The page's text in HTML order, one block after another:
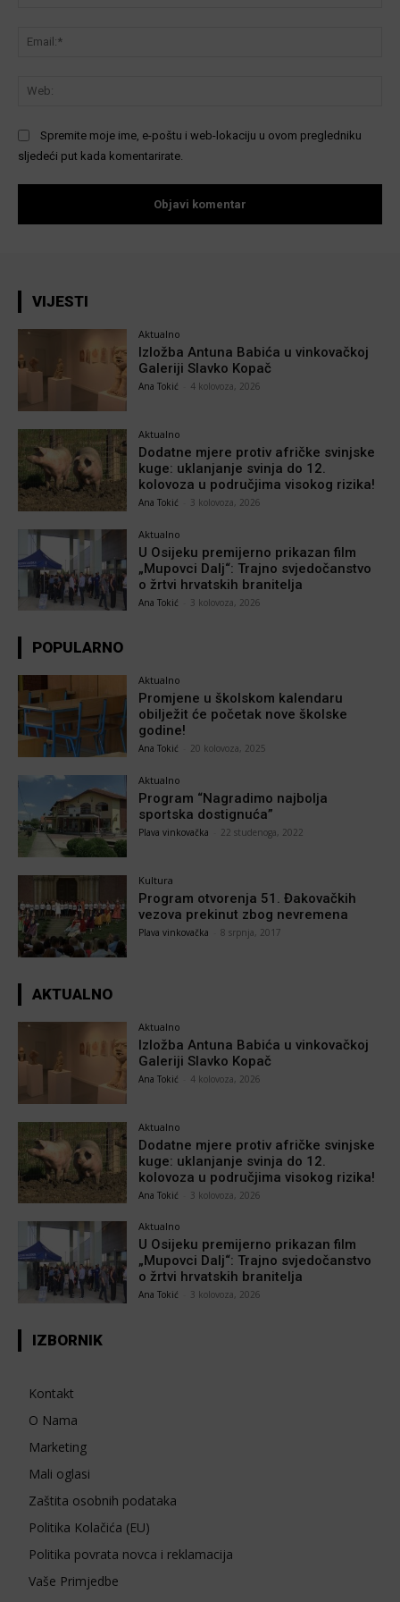
Spremite moje ime, e-poštu i web-lokaciju u ovom pregledniku
sljedeći put kada komentarirate.
VIJESTI
Aktualno
Izložba Antuna Babića u vinkovačkoj
Galeriji Slavko Kopač
Ana Tokić 4 kolovoza, 2026
Aktualno
Dodatne mjere protiv afričke svinjske
kuge: uklanjanje svinja do 12.
kolovoza u područjima visokog rizika!
Ana Tokić 3 kolovoza, 2026
Aktualno
U Osijeku premijerno prikazan film
„Mupovci Dalj“: Trajno svjedočanstvo
o žrtvi hrvatskih branitelja
Ana Tokić 3 kolovoza, 2026
POPULARNO
Aktualno
Promjene u školskom kalendaru
obilježit će početak nove školske
godine!
Ana Tokić 20 kolovoza, 2025
Aktualno
Program “Nagradimo najbolja
sportska dostignuća”
Plava vinkovačka 22 studenoga, 2022
Kultura
Program otvorenja 51. Đakovačkih
vezova prekinut zbog nevremena
Plava vinkovačka 8 srpnja, 2017
AKTUALNO
Aktualno
Izložba Antuna Babića u vinkovačkoj
Galeriji Slavko Kopač
Ana Tokić 4 kolovoza, 2026
Aktualno
Dodatne mjere protiv afričke svinjske
kuge: uklanjanje svinja do 12.
kolovoza u područjima visokog rizika!
Ana Tokić 3 kolovoza, 2026
Aktualno
U Osijeku premijerno prikazan film
„Mupovci Dalj“: Trajno svjedočanstvo
o žrtvi hrvatskih branitelja
Ana Tokić 3 kolovoza, 2026
IZBORNIK
Kontakt
O Nama
Marketing
Mali oglasi
Zaštita osobnih podataka
Politika Kolačića (EU)
Politika povrata novca i reklamacija
Vaše Primjedbe